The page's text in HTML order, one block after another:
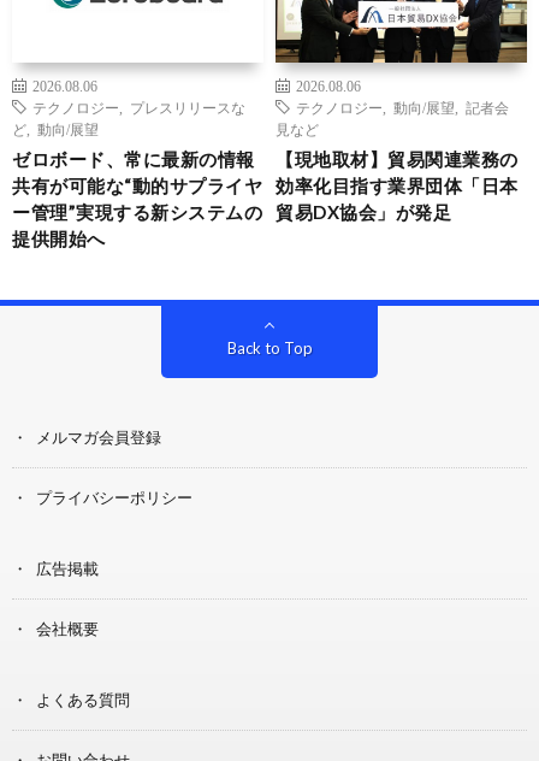
2026.08.06
テクノロジー
プレスリリースな
ど
動向/展望
ゼロボード、常に最新の情報
共有が可能な“動的サプライヤ
ー管理”実現する新システムの
提供開始へ
2026.08.06
テクノロジー
動向/展望
記者会
見など
【現地取材】貿易関連業務の
効率化目指す業界団体「日本
貿易DX協会」が発足
Back to Top
メルマガ会員登録
プライバシーポリシー
広告掲載
会社概要
よくある質問